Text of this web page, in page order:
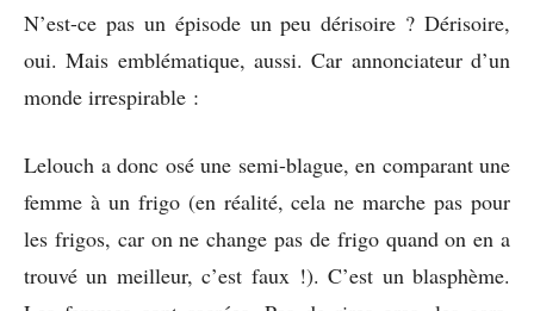
N’est-ce pas un épisode un peu dérisoire ? Dérisoire,
oui. Mais emblématique, aussi. Car annonciateur d’un
monde irrespirable :
Lelouch a donc osé une semi-blague, en comparant une
femme à un frigo (en réalité, cela ne marche pas pour
les frigos, car on ne change pas de frigo quand on en a
trouvé un meilleur, c’est faux !). C’est un blasphème.